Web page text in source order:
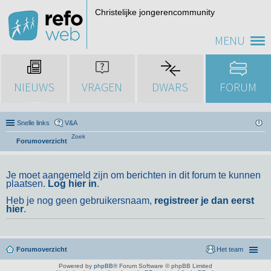
MENU
Christelijke jongerencommunity
NIEUWS VRAGEN DWARS FORUM
Snelle links V&A
Forumoverzicht
Zoek
Je moet aangemeld zijn om berichten in dit forum te kunnen
plaatsen. Log hier in.
Heb je nog geen gebruikersnaam, registreer je dan eerst
hier.
Forumoverzicht Het team
Powered by phpBB® Forum Software © phpBB Limited